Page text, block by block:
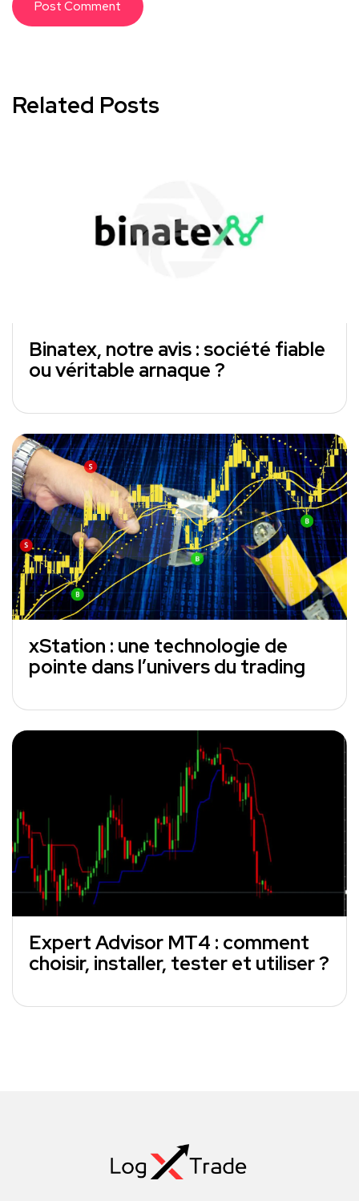
Related Posts
Binatex, notre avis : société fiable
ou véritable arnaque ?
xStation : une technologie de
pointe dans l’univers du trading
Expert Advisor MT4 : comment
choisir, installer, tester et utiliser ?